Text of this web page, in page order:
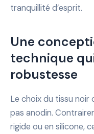
tranquillité d’esprit.
Une
technique
robustesse
Le choix du tissu noir
pas anodin.
rigide ou en silicone,